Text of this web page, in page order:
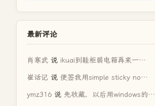
最新评论
肖寒武 说 ikuai到鞋柜弱电箱再来一…
崔话记 说 便签我用simple sticky no…
ymz316 说 先收藏，以后用windows的…